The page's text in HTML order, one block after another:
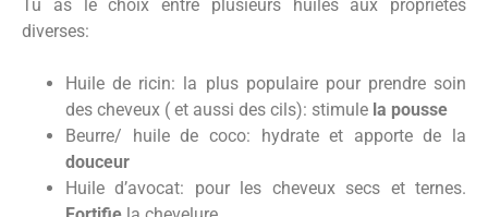
Tu as le choix entre plusieurs huiles aux propriétés
diverses:
Huile de ricin: la plus populaire pour prendre soin
des cheveux ( et aussi des cils): stimule la pousse
Beurre/ huile de coco: hydrate et apporte de la
douceur
Huile d’avocat: pour les cheveux secs et ternes.